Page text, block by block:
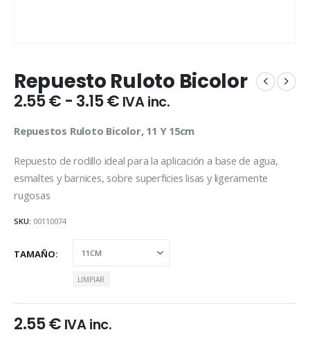
Repuesto Ruloto Bicolor
2.55€ - 3.15€Rango
precios:
2.55 €
hasta
3.15 €
IVA inc.
Repuestos Ruloto Bicolor, 11 Y 15cm
Repuesto de rodillo ideal para la aplicación a base de agua,
esmaltes y barnices, sobre superficies lisas y ligeramente
rugosas
SKU: 00110074
TAMAÑO
LIMPIAR
2.55€ IVA inc.